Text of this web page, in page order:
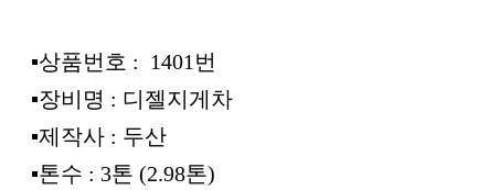
▪︎상품번호 : 1401번
▪︎장비명 : 디젤지게차
▪︎제작사 : 두산
▪︎톤수 : 3톤 (2.98톤)